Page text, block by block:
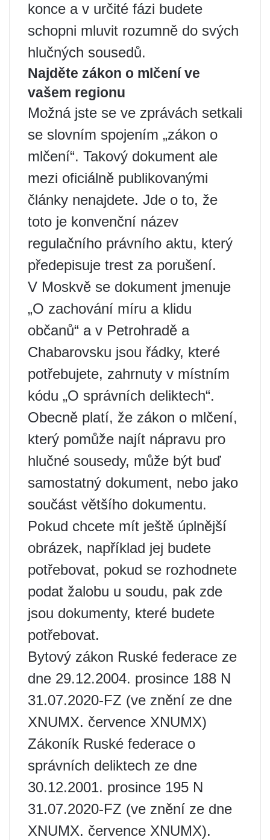
konce a v určité fázi budete
schopni mluvit rozumně do svých
hlučných sousedů.
Najděte zákon o mlčení ve
vašem regionu
Možná jste se ve zprávách setkali
se slovním spojením „zákon o
mlčení“. Takový dokument ale
mezi oficiálně publikovanými
články nenajdete. Jde o to, že
toto je konvenční název
regulačního právního aktu, který
předepisuje trest za porušení.
V Moskvě se dokument jmenuje
„O zachování míru a klidu
občanů“ a v Petrohradě a
Chabarovsku jsou řádky, které
potřebujete, zahrnuty v místním
kódu „O správních deliktech“.
Obecně platí, že zákon o mlčení,
který pomůže najít nápravu pro
hlučné sousedy, může být buď
samostatný dokument, nebo jako
součást většího dokumentu.
Pokud chcete mít ještě úplnější
obrázek, například jej budete
potřebovat, pokud se rozhodnete
podat žalobu u soudu, pak zde
jsou dokumenty, které budete
potřebovat.
Bytový zákon Ruské federace ze
dne 29.12.2004. prosince 188 N
31.07.2020-FZ (ve znění ze dne
XNUMX. července XNUMX)
Zákoník Ruské federace o
správních deliktech ze dne
30.12.2001. prosince 195 N
31.07.2020-FZ (ve znění ze dne
XNUMX. července XNUMX).